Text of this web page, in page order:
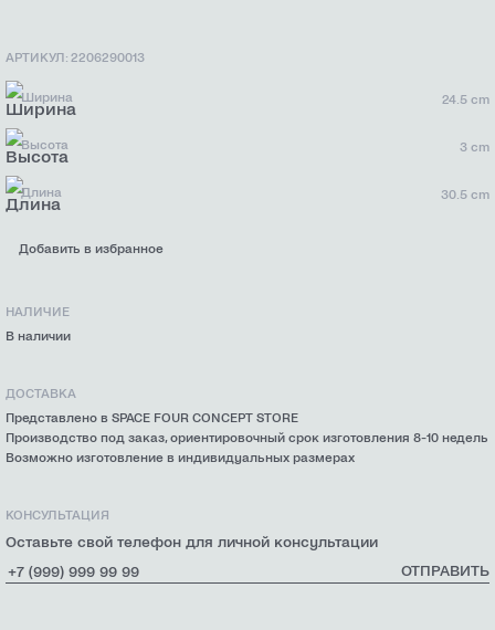
АРТИКУЛ: 2206290013
Ширина 24.5 cm
Высота 3 cm
Длина 30.5 cm
Добавить в избранное
НАЛИЧИЕ
В наличии
ДОСТАВКА
Представлено в SPACE FOUR CONCEPT STORE
Производство под заказ, ориентировочный срок изготовления 8-10 недель
Возможно изготовление в индивидуальных размерах
КОНСУЛЬТАЦИЯ
Оставьте свой телефон для личной консультации
ОТПРАВИТЬ